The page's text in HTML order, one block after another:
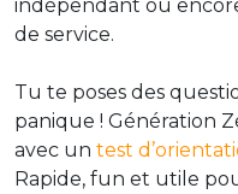
indépendant ou
de service.
Tu te poses des
panique ! Génération
avec un test
Rapide, fun et utile